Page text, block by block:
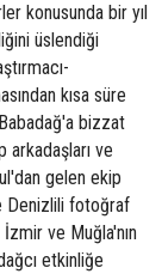
konusunda bir yıl
üslendiği
kısa süre
bizzat
arkadaşları ve
gelen ekip
Denizlili fotoğraf
ve Muğla'nın
etkinliğe